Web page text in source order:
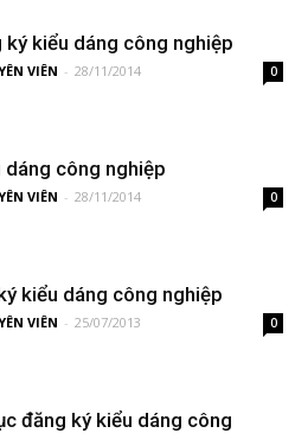
ký kiểu dáng công nghiệp
VIÊN - 28/11/2014 0
công nghiệp
VIÊN - 28/11/2014 0
kiểu dáng công nghiệp
VIÊN - 25/07/2013 0
đăng ký kiểu dáng công